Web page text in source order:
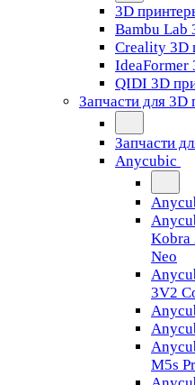
3D
Bambu Lab
Creality 3D
IdeaFormer
QIDI 3D
Запчасти для 3D
Запчасти
Anycubic
Kobra
Neo
3V2
M5s